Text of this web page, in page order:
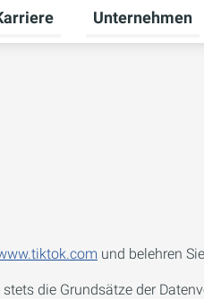
umschalten
fürUntermenü für
Unternehmen
und belehren
die Grundsätze der